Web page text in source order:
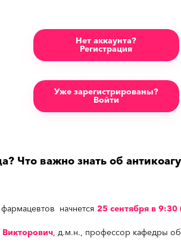
Нет аккаунта?
Регистрация
Уже зарегистрированы?
Войти
Что важно знать об
начнется 25 сентября в 9:30
, д.м.н., профессор кафедры